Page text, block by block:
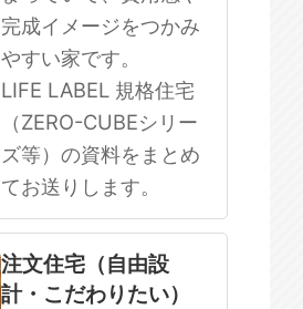
完成イメージをつかみ
やすい家です。
LIFE LABEL 規格住宅
（ZERO-CUBEシリー
ズ等）の資料をまとめ
てお送りします。
注文住宅（自由設
計・こだわりたい）